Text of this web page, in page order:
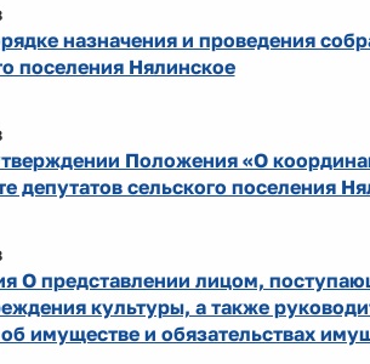
назначения и проведения
поселения Нялинское
Положения «О
депутатов сельского поселения
О представлении лицом,
культуры, а также
имуществе и обязательствах